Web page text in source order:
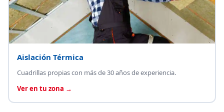
Aislación Térmica
Cuadrillas propias con más de 30 años de experiencia.
Ver en tu zona →